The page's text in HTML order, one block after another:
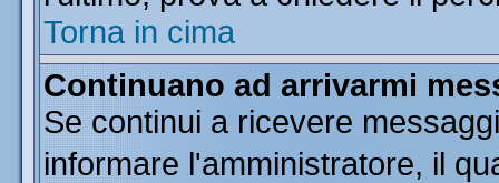
Torna in cima
Continuano ad arrivarmi
Se continui a ricevere
informare l'amministratore, il